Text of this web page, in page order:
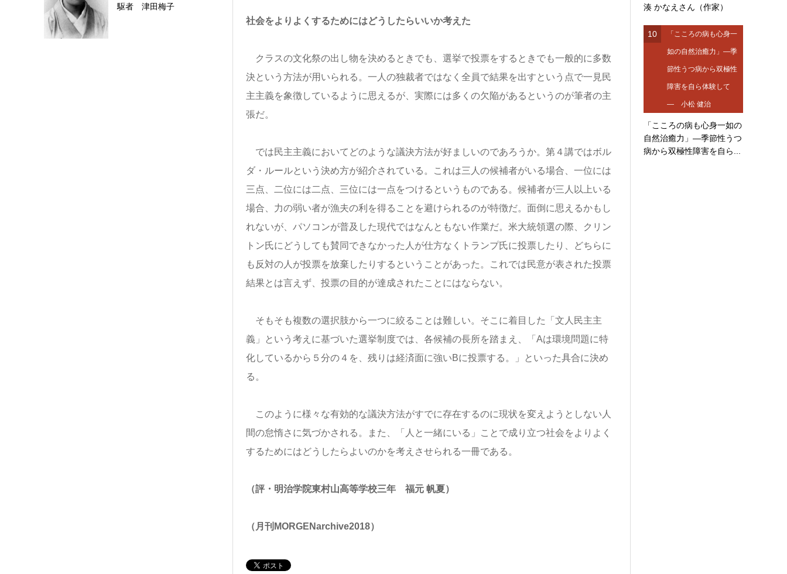
社会をよりよくするためにはどうしたらいいか考えた
クラスの文化祭の出し物を決めるときでも、選挙で投票をするときでも一般的に多数
決という方法が用いられる。一人の独裁者ではなく全員で結果を出すという点で一見民
主主義を象徴しているように思えるが、実際には多くの欠陥があるというのが筆者の主
張だ。
では民主主義においてどのような議決方法が好ましいのであろうか。第４講ではボル
ダ・ルールという決め方が紹介されている。これは三人の候補者がいる場合、一位には
三点、二位には二点、三位には一点をつけるというものである。候補者が三人以上いる
場合、力の弱い者が漁夫の利を得ることを避けられるのが特徴だ。面倒に思えるかもし
れないが、パソコンが普及した現代ではなんともない作業だ。米大統領選の際、クリン
トン氏にどうしても賛同できなかった人が仕方なくトランプ氏に投票したり、どちらに
も反対の人が投票を放棄したりするということがあった。これでは民意が表された投票
結果とは言えず、投票の目的が達成されたことにはならない。
そもそも複数の選択肢から一つに絞ることは難しい。そこに着目した「文人民主主
義」という考えに基づいた選挙制度では、各候補の長所を踏まえ、「Aは環境問題に特
化しているから５分の４を、残りは経済面に強いBに投票する。」といった具合に決め
る。
このように様々な有効的な議決方法がすでに存在するのに現状を変えようとしない人
間の怠惰さに気づかされる。また、「人と一緒にいる」ことで成り立つ社会をよりよく
するためにはどうしたらよいのかを考えさせられる一冊である。
（評・明治学院東村山高等学校三年 福元 帆夏）
（月刊MORGENarchive2018）
駆者 津田梅子
湊 かなえさん（作家）
10 「こころの病も心身一
如の自然治癒力」―季
節性うつ病から双極性
障害を自ら体験して
― 小松 健治
「こころの病も心身一如の
自然治癒力」―季節性うつ
病から双極性障害を自ら...